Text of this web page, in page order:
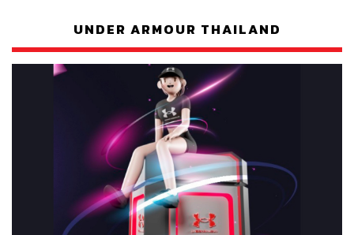
UNDER ARMOUR THAILAND